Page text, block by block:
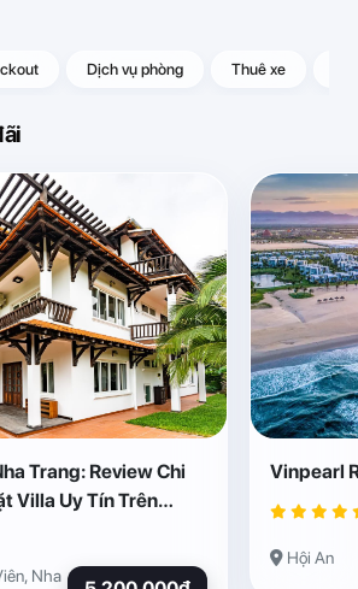
Dịch vụ phòng Thuê xe
Trang: Review Chi
Villa Uy Tín Trên
Nha
Vinpearl
Hội An